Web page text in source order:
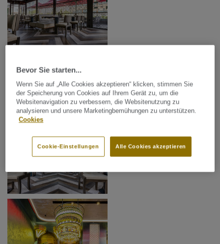
Bevor Sie starten...
Wenn Sie auf „Alle Cookies akzeptieren“ klicken, stimmen Sie
der Speicherung von Cookies auf Ihrem Gerät zu, um die
Websitenavigation zu verbessern, die Websitenutzung zu
analysieren und unsere Marketingbemühungen zu unterstützen.
Cookies
Alle Cookies akzeptieren
Cookie-Einstellungen